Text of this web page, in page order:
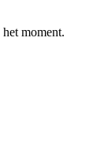
het moment.